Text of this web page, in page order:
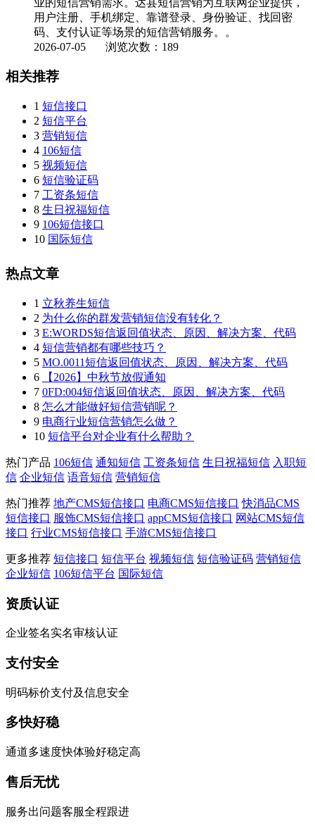
用户注册、手机绑定、靠谱登录、身份验证、找回密
码、支付认证等场景的短信营销服务。。
2026-07-05 浏览次数：189
相关推荐
1 短信接口
2 短信平台
3 营销短信
4 106短信
5 视频短信
6 短信验证码
7 工资条短信
8 生日祝福短信
9 106短信接口
10 国际短信
热点文章
1 立秋养生短信
2 为什么你的群发营销短信没有转化？
3 E:WORDS短信返回值状态、原因、解决方案、代码
4 短信营销都有哪些技巧？
5 MO.0011短信返回值状态、原因、解决方案、代码
6
【2026】中秋节放假通知
7 0FD:004短信返回值状态、原因、解决方案、代码
8 怎么才能做好短信营销呢？
9 电商行业短信营销怎么做？
10 短信平台对企业有什么帮助？
热门产品 106短信 通知短信 工资条短信 生日祝福短信 入职短
信 企业短信 语音短信 营销短信
热门推荐 地产CMS短信接口 电商CMS短信接口 快消品CMS
短信接口 服饰CMS短信接口 appCMS短信接口 网站CMS短信
接口 行业CMS短信接口 手游CMS短信接口
更多推荐 短信接口 短信平台 视频短信 短信验证码 营销短信
企业短信 106短信平台 国际短信
资质认证
企业签名实名审核认证
支付安全
明码标价支付及信息安全
多快好稳
通道多速度快体验好稳定高
售后无忧
服务出问题客服全程跟进